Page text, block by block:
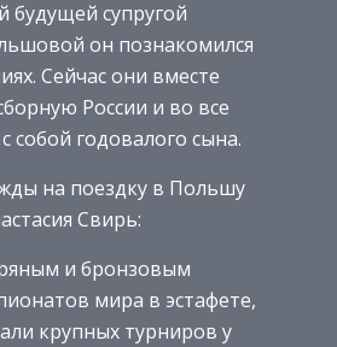
будущей супругой
он познакомился
Сейчас они вместе
России и во все
собой годовалого сына.
на поездку в Польшу
Свирь:
и бронзовым
мира в эстафете,
крупных турниров у